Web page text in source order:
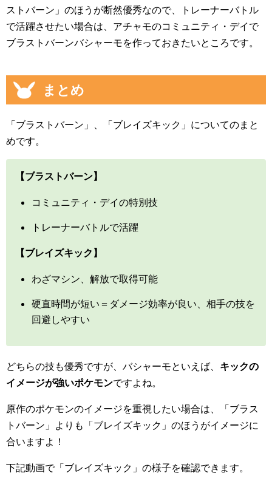
ストバーン」のほうが断然優秀なので、トレーナーバトル
で活躍させたい場合は、アチャモのコミュニティ・デイで
ブラストバーンバシャーモを作っておきたいところです。
まとめ
「ブラストバーン」、「ブレイズキック」についてのまと
めです。
【ブラストバーン】
コミュニティ・デイの特別技
トレーナーバトルで活躍
【ブレイズキック】
わざマシン、解放で取得可能
硬直時間が短い＝ダメージ効率が良い、相手の技を
回避しやすい
どちらの技も優秀ですが、バシャーモといえば、 キックの
イメージが強いポケモンですよね。
原作のポケモンのイメージを重視したい場合は、「ブラス
トバーン」よりも「ブレイズキック」のほうがイメージに
合いますよ！
下記動画で「ブレイズキック」の様子を確認できます。